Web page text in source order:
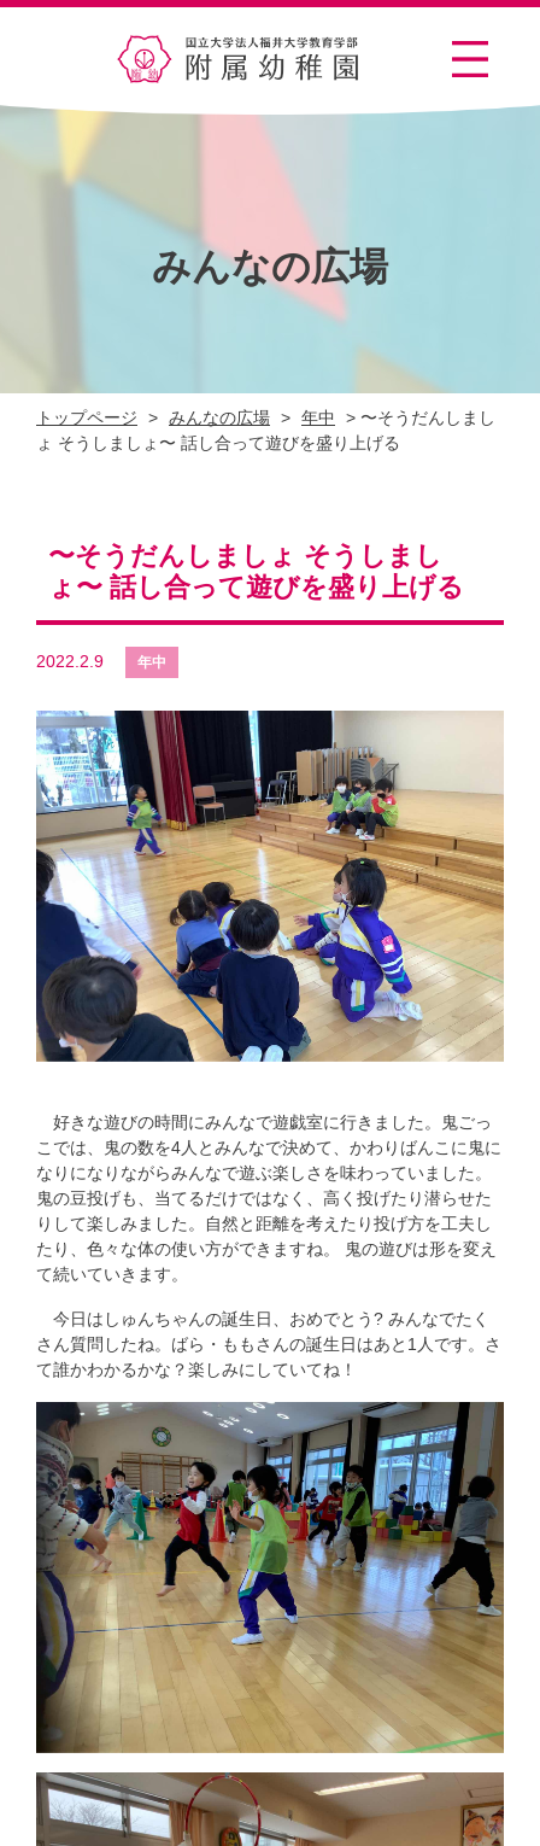
みんなの広場
トップページ > みんなの広場 > 年中 > 〜そうだんしまし
ょ そうしましょ〜 話し合って遊びを盛り上げる
〜そうだんしましょ そうしまし
ょ〜 話し合って遊びを盛り上げる
2022.2.9
好きな遊びの時間にみんなで遊戯室に行きました。鬼ごっ
こでは、鬼の数を4人とみんなで決めて、かわりばんこに鬼に
なりになりながらみんなで遊ぶ楽しさを味わっていました。
鬼の豆投げも、当てるだけではなく、高く投げたり潜らせた
りして楽しみました。自然と距離を考えたり投げ方を工夫し
たり、色々な体の使い方ができますね。 鬼の遊びは形を変え
て続いていきます。
今日はしゅんちゃんの誕生日、おめでとう? みんなでたく
さん質問したね。ばら・ももさんの誕生日はあと1人です。さ
て誰かわかるかな？楽しみにしていてね！